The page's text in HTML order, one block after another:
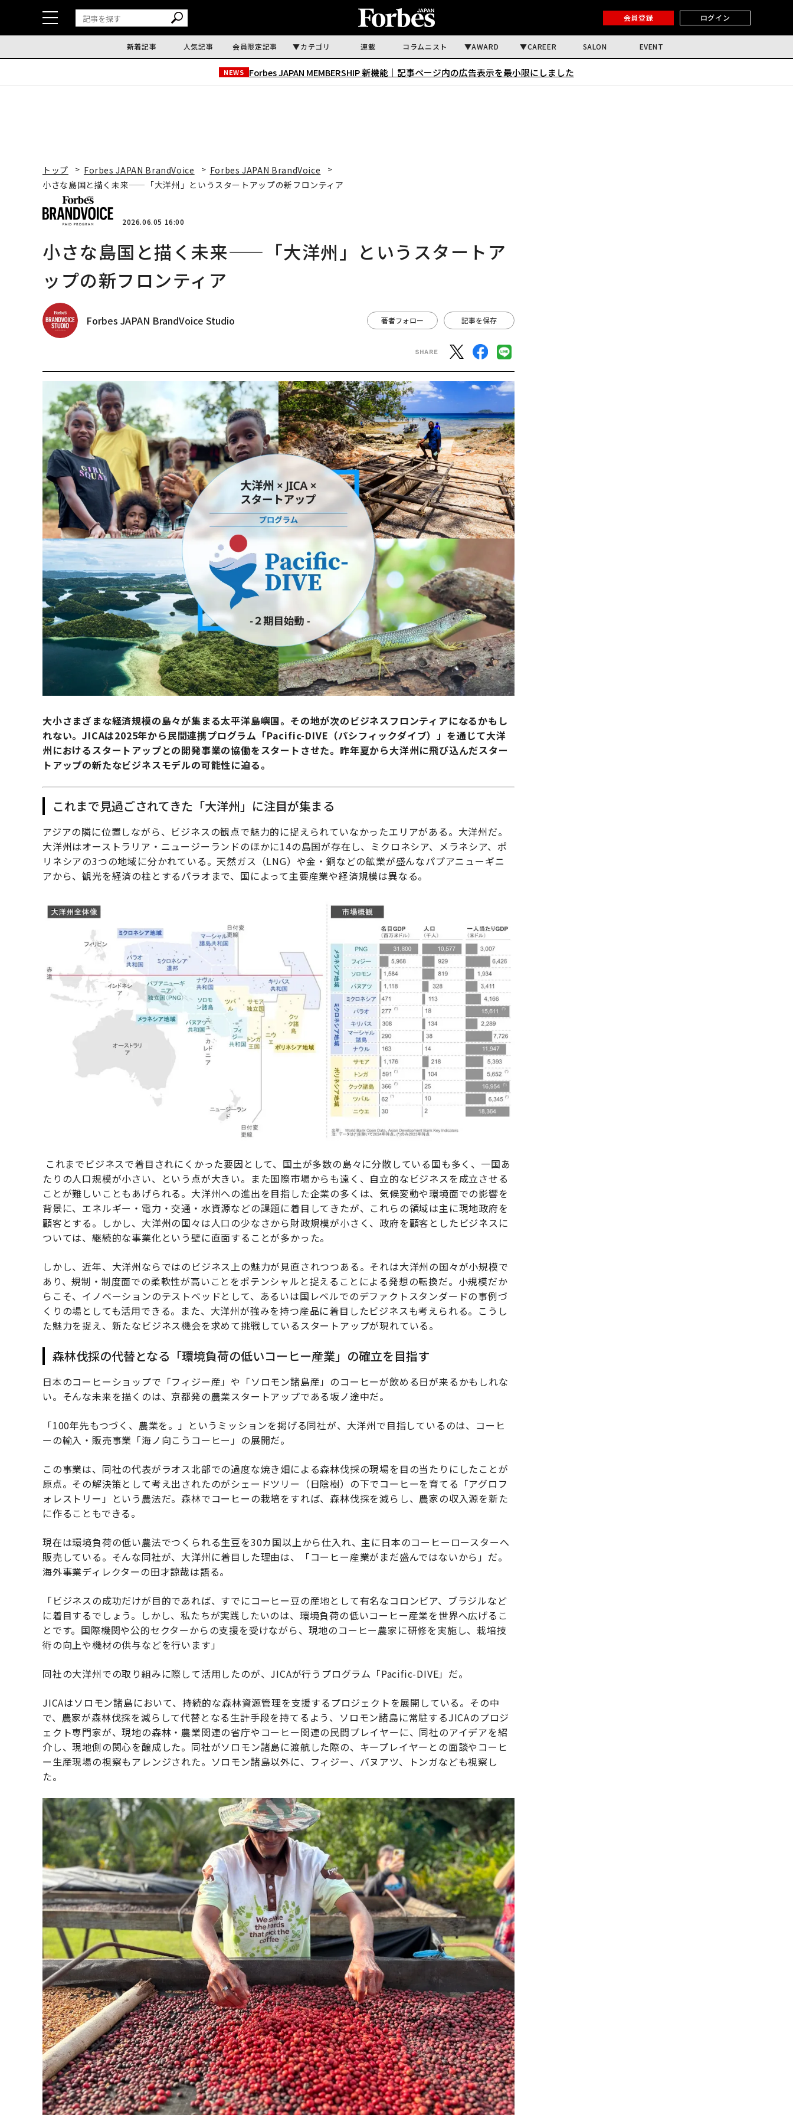
会員登録 ログイン
新着記事 人気記事 会員限定記事 カテゴリ 連載 コラムニスト AWARD CAREER SALON EVENT
NEWS Forbes JAPAN MEMBERSHIP 新機能｜ 記事ページ内の広告表示を最小限にしました
トップ Forbes JAPAN BrandVoice
Forbes JAPAN BrandVoice
小さな島国と描く未来——「大洋州」というスタートアップの新フロンティア
2026.06.05 16:00
小さな島国と描く未来——「大洋州」というスタートア
ップの新フロンティア
Forbes JAPAN BrandVoice Studio 著者フォロー 記事を保存
大小さまざまな経済規模の島々が集まる太平洋島嶼国。その地が次のビジネスフロンティアになるかもし
れない。JICAは2025年から民間連携プログラム「Pacific-DIVE（パシフィックダイブ）」を通じて大洋
州におけるスタートアップとの開発事業の協働をスタートさせた。昨年夏から大洋州に飛び込んだスター
トアップの新たなビジネスモデルの可能性に迫る。
これまで見過ごされてきた「大洋州」に注目が集まる
アジアの隣に位置しながら、ビジネスの観点で魅力的に捉えられていなかったエリアがある。大洋州だ。
大洋州はオーストラリア・ニュージーランドのほかに14の島国が存在し、ミクロネシア、メラネシア、ポ
リネシアの3つの地域に分かれている。天然ガス（LNG）や金・銅などの鉱業が盛んなパプアニューギニ
アから、観光を経済の柱とするパラオまで、国によって主要産業や経済規模は異なる。
これまでビジネスで着目されにくかった要因として、国土が多数の島々に分散している国も多く、一国あ
たりの人口規模が小さい、という点が大きい。また国際市場からも遠く、自立的なビジネスを成立させる
ことが難しいこともあげられる。大洋州への進出を目指した企業の多くは、気候変動や環境面での影響を
背景に、エネルギー・電力・交通・水資源などの課題に着目してきたが、これらの領域は主に現地政府を
顧客とする。しかし、大洋州の国々は人口の少なさから財政規模が小さく、政府を顧客としたビジネスに
ついては、継続的な事業化という壁に直面することが多かった。
しかし、近年、大洋州ならではのビジネス上の魅力が見直されつつある。それは大洋州の国々が小規模で
あり、規制・制度面での柔軟性が高いことをポテンシャルと捉えることによる発想の転換だ。小規模だか
らこそ、イノベーションのテストベッドとして、あるいは国レベルでのデファクトスタンダードの事例づ
くりの場としても活用できる。また、大洋州が強みを持つ産品に着目したビジネスも考えられる。こうし
た魅力を捉え、新たなビジネス機会を求めて挑戦しているスタートアップが現れている。
森林伐採の代替となる「環境負荷の低いコーヒー産業」の確立を目指す
日本のコーヒーショップで「フィジー産」や「ソロモン諸島産」のコーヒーが飲める日が来るかもしれな
い。そんな未来を描くのは、京都発の農業スタートアップである坂ノ途中だ。
「100年先もつづく、農業を。」というミッションを掲げる同社が、大洋州で目指しているのは、コーヒ
ーの輸入・販売事業「海ノ向こうコーヒー」の展開だ。
この事業は、同社の代表がラオス北部での過度な焼き畑による森林伐採の現場を目の当たりにしたことが
原点。その解決策として考え出されたのがシェードツリー（日陰樹）の下でコーヒーを育てる「アグロフ
ォレストリー」という農法だ。森林でコーヒーの栽培をすれば、森林伐採を減らし、農家の収入源を新た
に作ることもできる。
現在は環境負荷の低い農法でつくられる生豆を30カ国以上から仕入れ、主に日本のコーヒーロースターへ
販売している。そんな同社が、大洋州に着目した理由は、「コーヒー産業がまだ盛んではないから」だ。
海外事業ディレクターの田才諒哉は語る。
「ビジネスの成功だけが目的であれば、すでにコーヒー豆の産地として有名なコロンビア、ブラジルなど
に着目するでしょう。しかし、私たちが実践したいのは、環境負荷の低いコーヒー産業を世界へ広げるこ
とです。国際機関や公的セクターからの支援を受けながら、現地のコーヒー農家に研修を実施し、栽培技
術の向上や機材の供与などを行います」
同社の大洋州での取り組みに際して活用したのが、JICAが行うプログラム「Pacific-DIVE」だ。
JICAはソロモン諸島において、持続的な森林資源管理を支援するプロジェクトを展開している。その中
で、農家が森林伐採を減らして代替となる生計手段を持てるよう、ソロモン諸島に常駐するJICAのプロジ
ェクト専門家が、現地の森林・農業関連の省庁やコーヒー関連の民間プレイヤーに、同社のアイデアを紹
介し、現地側の関心を醸成した。同社がソロモン諸島に渡航した際の、キープレイヤーとの面談やコーヒ
ー生産現場の視察もアレンジされた。ソロモン諸島以外に、フィジー、バヌアツ、トンガなども視察し
た。